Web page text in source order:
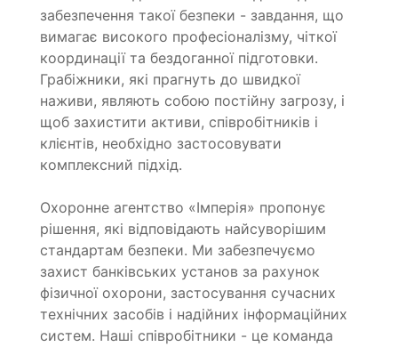
забезпечення такої безпеки - завдання, що
вимагає високого професіоналізму, чіткої
координації та бездоганної підготовки.
Грабіжники, які прагнуть до швидкої
наживи, являють собою постійну загрозу, і
щоб захистити активи, співробітників і
клієнтів, необхідно застосовувати
комплексний підхід.
Охоронне агентство «Імперія» пропонує
рішення, які відповідають найсуворішим
стандартам безпеки. Ми забезпечуємо
захист банківських установ за рахунок
фізичної охорони, застосування сучасних
технічних засобів і надійних інформаційних
систем. Наші співробітники - це команда